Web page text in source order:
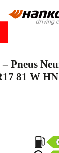
Pneus
81 W